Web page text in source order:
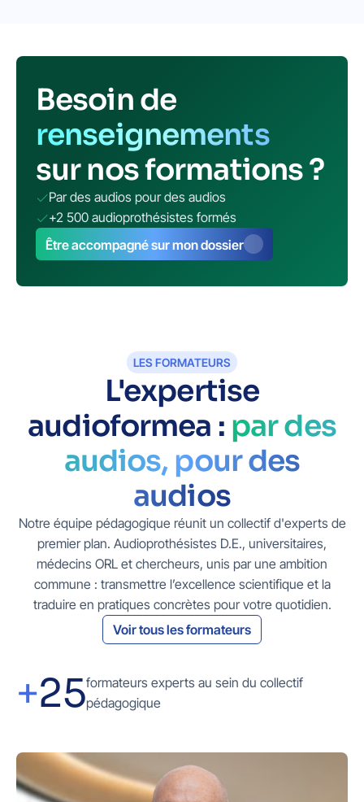
100% Distanciel (2h30 en video-learning + 4h en
Voir le programme
Besoin de
renseignements
sur nos formations ?
Par des audios pour des audios
+2 500 audioprothésistes formés
Être accompagné sur mon dossier
LES FORMATEURS
L'expertise
audioformea : par des
audios, pour des
audios
Notre équipe pédagogique réunit un collectif d'experts de
premier plan. Audioprothésistes D.E., universitaires,
médecins ORL et chercheurs, unis par une ambition
commune : transmettre l’excellence scientifique et la
traduire en pratiques concrètes pour votre quotidien.
Voir tous les formateurs
+25formateurs experts au sein du collectif
pédagogique